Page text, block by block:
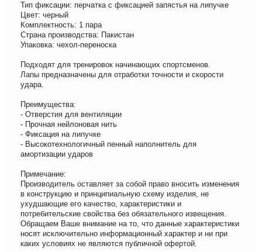
Тип фиксации: перчатка с фиксацией запястья на липучке
Цвет: черный
Комплектность: 1 пара
Страна производства: Пакистан
Упаковка: чехол-переноска
Подходят для тренировок начинающих спортсменов.
Лапы предназначены для отработки точности и скорости
удара.
Преимущества:
- Отверстия для вентиляции
- Прочная нейлоновая нить
- Фиксация на липучке
- Высокотехнологичный пенный наполнитель для
амортизации ударов
Примечание:
Производитель оставляет за собой право вносить изменения
в конструкцию и принципиальную схему изделия, не
ухудшающие его качество, характеристики и
потребительские свойства без обязательного извещения.
Обращаем Ваше внимание на то, что данные характеристики
носят исключительно информационный характер и ни при
каких условиях не являются публичной офертой.